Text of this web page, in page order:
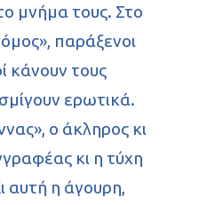
μνήμα τους. Στο
παράξενοι
κάνουν τους
ερωτικά.
ο άκληρος κι
κι η τύχη
αυτή η άγουρη,
Φωτογραφίες
Video
Επικοινωνία
Θέατρο &